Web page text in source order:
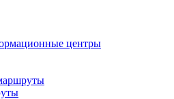
центры